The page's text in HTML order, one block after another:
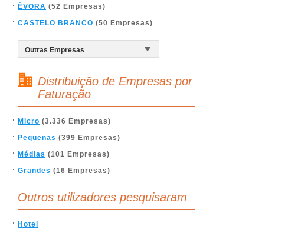
ÉVORA (52 Empresas)
CASTELO BRANCO (50 Empresas)
Distribuição de Empresas por
Faturação
Micro (3.336 Empresas)
Pequenas (399 Empresas)
Médias (101 Empresas)
Grandes (16 Empresas)
Outros utilizadores pesquisaram
Hotel